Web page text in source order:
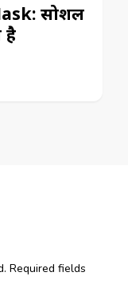
सोशल
है
Required fields